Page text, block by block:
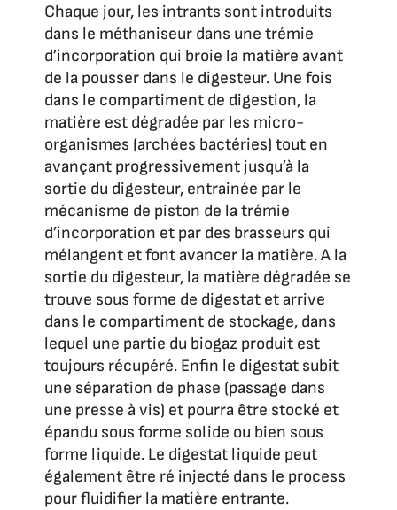
Chaque jour, les intrants sont introduits
dans le méthaniseur dans une trémie
d’incorporation qui broie la matière avant
de la pousser dans le digesteur. Une fois
dans le compartiment de digestion, la
matière est dégradée par les micro-
organismes (archées bactéries) tout en
avançant progressivement jusqu’à la
sortie du digesteur, entrainée par le
mécanisme de piston de la trémie
d’incorporation et par des brasseurs qui
mélangent et font avancer la matière. A la
sortie du digesteur, la matière dégradée se
trouve sous forme de digestat et arrive
dans le compartiment de stockage, dans
lequel une partie du biogaz produit est
toujours récupéré. Enfin le digestat subit
une séparation de phase (passage dans
une presse à vis) et pourra être stocké et
épandu sous forme solide ou bien sous
forme liquide. Le digestat liquide peut
également être ré injecté dans le process
pour fluidifier la matière entrante.